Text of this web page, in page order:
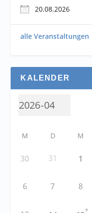
20.08.2026
alle Veranstaltungen
KALENDER
M D M
30 31 1
6 7 8
+